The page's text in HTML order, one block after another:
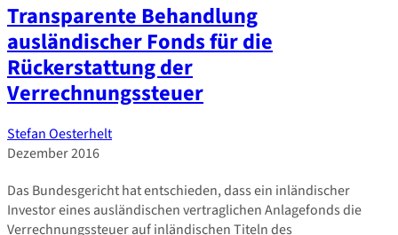
Transparente Behandlung
ausländischer Fonds für die
Rückerstattung der
Verrechnungssteuer
Stefan Oesterhelt
Dezember 2016
Das Bundesgericht hat entschieden, dass ein inländischer
Investor eines ausländischen vertraglichen Anlagefonds die
Verrechnungssteuer auf inländischen Titeln des